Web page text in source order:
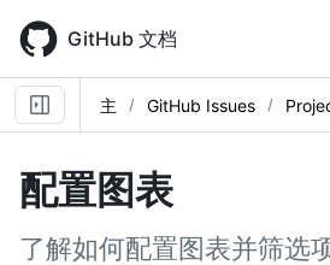
main
content
GitHub 文档
主 GitHub Issues
配置图表
了解如何配置图表并筛选